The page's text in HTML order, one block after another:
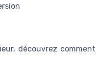
découvrez comment